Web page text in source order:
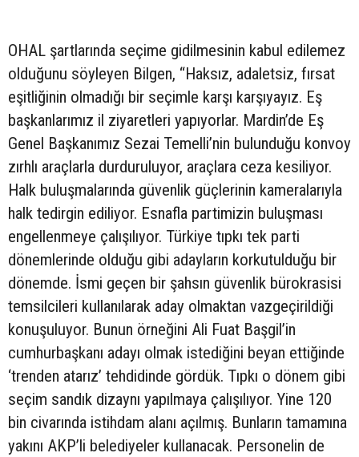
OHAL şartlarında seçime gidilmesinin kabul edilemez
olduğunu söyleyen Bilgen, “Haksız, adaletsiz, fırsat
eşitliğinin olmadığı bir seçimle karşı karşıyayız. Eş
başkanlarımız il ziyaretleri yapıyorlar. Mardin’de Eş
Genel Başkanımız Sezai Temelli’nin bulunduğu konvoy
zırhlı araçlarla durduruluyor, araçlara ceza kesiliyor.
Halk buluşmalarında güvenlik güçlerinin kameralarıyla
halk tedirgin ediliyor. Esnafla partimizin buluşması
engellenmeye çalışılıyor. Türkiye tıpkı tek parti
dönemlerinde olduğu gibi adayların korkutulduğu bir
dönemde. İsmi geçen bir şahsın güvenlik bürokrasisi
temsilcileri kullanılarak aday olmaktan vazgeçirildiği
konuşuluyor. Bunun örneğini Ali Fuat Başgil’in
cumhurbaşkanı adayı olmak istediğini beyan ettiğinde
‘trenden atarız’ tehdidinde gördük. Tıpkı o dönem gibi
seçim sandık dizaynı yapılmaya çalışılıyor. Yine 120
bin civarında istihdam alanı açılmış. Bunların tamamına
yakını AKP’li belediyeler kullanacak. Personelin de